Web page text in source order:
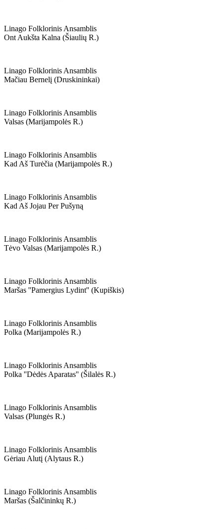
Linago Folklorinis Ansamblis
Ont Aukšta Kalna (šiaulių R.)
Linago Folklorinis Ansamblis
Mačiau Bernelį (druskininkai)
Linago Folklorinis Ansamblis
Valsas (marijampolės R.)
Linago Folklorinis Ansamblis
Kad Aš Turėčia (marijampolės R.)
Linago Folklorinis Ansamblis
Kad Aš Jojau Per Pušyną
Linago Folklorinis Ansamblis
Tėvo Valsas (marijampolės R.)
Linago Folklorinis Ansamblis
Maršas ''pamergius Lydint'' (kupiškis)
Linago Folklorinis Ansamblis
Polka (marijampolės R.)
Linago Folklorinis Ansamblis
Polka ''dėdės Aparatas'' (šilalės R.)
Linago Folklorinis Ansamblis
Valsas (plungės R.)
Linago Folklorinis Ansamblis
Gėriau Alutį (alytaus R.)
Linago Folklorinis Ansamblis
Maršas (šalčininkų R.)